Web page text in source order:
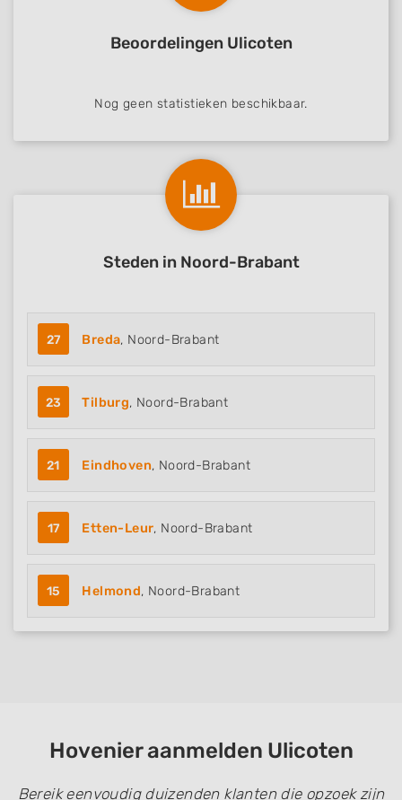
Beoordelingen Ulicoten
Nog geen statistieken beschikbaar.
Steden in Noord-Brabant
27 Breda, Noord-Brabant
23 Tilburg, Noord-Brabant
21 Eindhoven, Noord-Brabant
17 Etten-Leur, Noord-Brabant
15 Helmond, Noord-Brabant
Hovenier aanmelden Ulicoten
Bereik eenvoudig duizenden klanten die opzoek zijn